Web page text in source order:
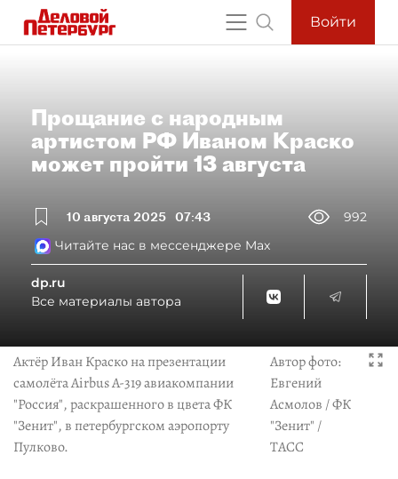
Войти
Прощание с народным
артистом РФ Иваном Краско
может пройти 13 августа
10 августа 2025 07:43
992
Читайте нас в мессенджере Max
dp.ru
Все материалы автора
Актёр Иван Краско на презентации
самолёта Airbus A-319 авиакомпании
"Россия", раскрашенного в цвета ФК
"Зенит", в петербургском аэропорту
Пулково.
Автор фото:
Евгений
Асмолов / ФК
"Зенит" /
ТАСС